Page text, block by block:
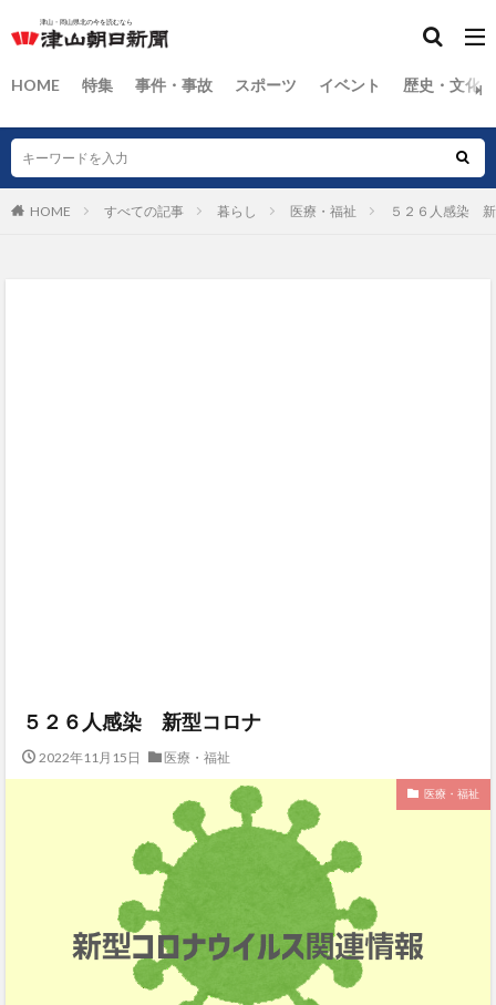
HOME 特集 事件・事故 スポーツ イベント 歴史・文化
HOME すべての記事 暮らし 医療・福祉 ５２６人感染
５２６人感染 新型コロナ
2022年11月15日 医療・福祉
医療・福祉